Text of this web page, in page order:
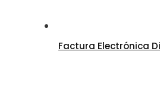
Factura Electrónica